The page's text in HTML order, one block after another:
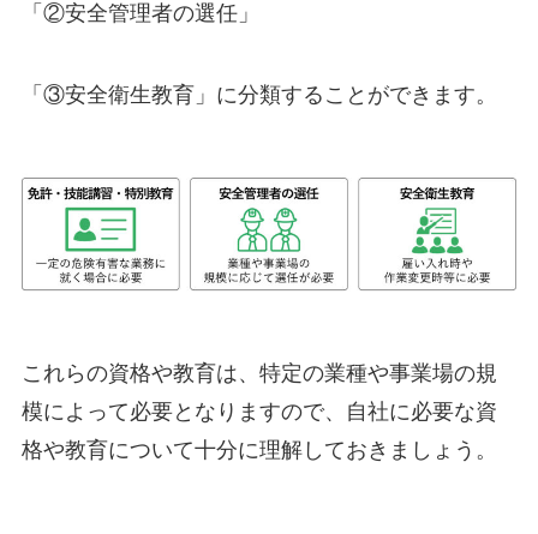
「②安全管理者の選任」
「③安全衛生教育」に分類することができます。
これらの資格や教育は、特定の業種や事業場の規
模によって必要となりますので、自社に必要な資
格や教育について十分に理解しておきましょう。